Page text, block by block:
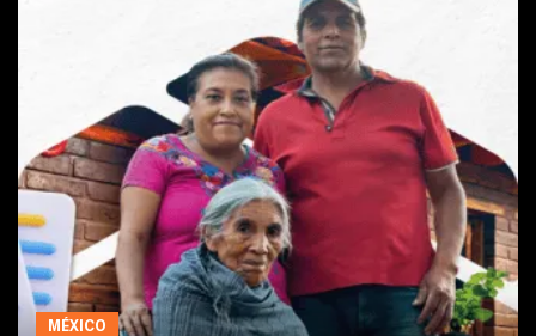
MÉXICO